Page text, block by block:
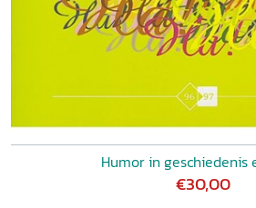
Humor in geschiedenis
€30,00